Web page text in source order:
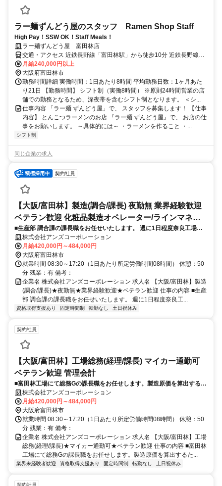
ラー麺ずんどう屋のスタッフ Ramen Shop Staff
High Pay！SSW OK！Staff Meals！
ラー麺ずんどう屋 富田林店
交通・アクセス 近鉄長野線「富田林駅」から徒歩10分 近鉄長野線
「喜志駅」から徒歩15分 近鉄長野線「富田林西口駅」から徒歩19分
近鉄長野線「川西駅」から徒歩28分 車（マイカー）・バイク・自転
車通勤OK
月給240,000円以上
大阪府富田林市
勤務時間詳細 実働時間：1日あたり8時間 平均勤務日数：1ヶ月あた
り21日 【勤務時間】 シフト制（実働8時間） ※原則24時間営業の店
舗での勤務となるため、深夜帯を含むシフト制となります。 ＜シ...
仕事内容 「ラー麺 ずんどう屋」で、 スタッフを募集します！ 【仕事
内容】 とんこつラーメンのお店 『ラー麺 ずんどう屋』で、 お店の仕
事をお願いします。 ～具体的には～ ・ラーメンを作ること ・...
シフト制
同じ企業の求人
契約社員
【大阪/富田林】製造(調合/課長) 夜勤無 業界経験歓迎
ベテラン歓迎 化粧品製造オペレーター/ラインマネー
ジャー
■生産部 調合課の課長職をお任せいたします。 週に1日程度奈良工場の
マネジメントのため、奈良工場に勤務いただくことを想定しています。
株式会社アンズコーポレーション
月給420,000円～484,000円
大阪府富田林市
就業時間 08:30～17:20（1日あたり所定労働時間08時間） 休憩：50
分 残業：有 備考：
企業名 株式会社アンズコーポレーション 求人名 【大阪/富田林】製造
(調合/課長)★夜勤無★業界経験歓迎★ベテラン歓迎 仕事の内容 ■生産
部 調合課の課長職をお任せいたします。 週に1日程度奈良工...
資格取得支援あり 固定時間制 転勤なし 土日祝休み
契約社員
【大阪/富田林】工場総務(経理/課長) マイカー通勤可
ベテラン歓迎 管理会計
■富田林工場にて総務Gの課長職をお任せします。製造原価を算出するた
めの人件費、原材料、消耗品費、水道光熱費等、生産活動で必要な経費
の予算と実績の管理を主担当としてお任せいたします。
株式会社アンズコーポレーション
月給420,000円～484,000円
大阪府富田林市
就業時間 08:30～17:20（1日あたり所定労働時間08時間） 休憩：50
分 残業：有 備考：
企業名 株式会社アンズコーポレーション 求人名 【大阪/富田林】工場
総務(経理/課長)★マイカー通勤可★ベテラン歓迎 仕事の内容 ■富田林
工場にて総務Gの課長職をお任せします。製造原価を算出するた...
業界未経験者歓迎 資格取得支援あり 固定時間制 転勤なし 土日祝休み